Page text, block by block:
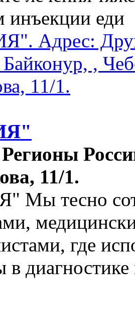
инъекции еди
11/1.
Мы тесно
где
в диагностике